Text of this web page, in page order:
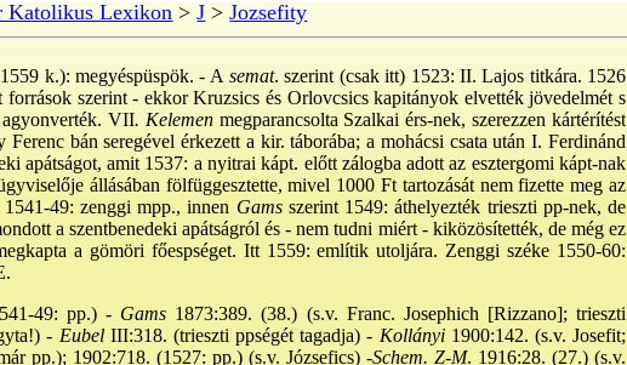
Katolikus Lexikon >J >Jozsefity
k.): megyéspüspök. - A semat. szerint (csak itt) 1523: II. Lajos titkára. 1526
szerint - ekkor Kruzsics és Orlovcsics kapitányok elvették jövedelmét s
VII. Kelemenmegparancsolta Szalkai érs-nek, szerezzen kártérítést
bán seregével érkezett a kir. táborába; a mohácsi csata után I. Ferdinánd
apátságot, amit 1537: a nyitrai kápt. előtt zálogba adott az esztergomi kápt-nak
állásában fölfüggesztette, mivel 1000 Ft tartozását nem fizette meg az
49: zenggi mpp., innen Gamsszerint 1549: áthelyezték trieszti pp-nek, de
a szentbenedeki apátságról és - nem tudni miért - kiközösítették, de még ez
a gömöri főespséget. Itt 1559: említik utoljára. Zenggi széke 1550-60:
49: pp.) - Gams 1873:389. (38.) (s.v. Franc. Josephich [Rizzano]; trieszti
- EubelIII:318. (trieszti ppségét tagadja) - Kollányi1900:142. (s.v. Josefit;
pp.); 1902:718. (1527: pp.) (s.v. Józsefics) -Schem. Z-M. 1916:28. (27.) (s.v.